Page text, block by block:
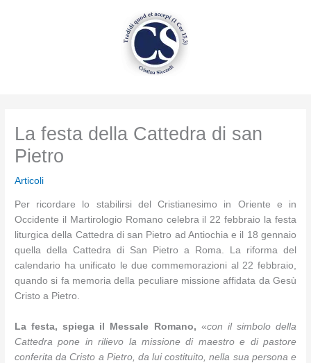
La festa della Cattedra di san
Pietro
Articoli
Per ricordare lo stabilirsi del Cristianesimo in Oriente e in
Occidente il Martirologio Romano celebra il 22 febbraio la festa
liturgica della Cattedra di san Pietro ad Antiochia e il 18 gennaio
quella della Cattedra di San Pietro a Roma. La riforma del
calendario ha unificato le due commemorazioni al 22 febbraio,
quando si fa memoria della peculiare missione affidata da Gesù
Cristo a Pietro.
La festa, spiega il Messale Romano, «con il simbolo della
Cattedra pone in rilievo la missione di maestro e di pastore
conferita da Cristo a Pietro, da lui costituito, nella sua persona e